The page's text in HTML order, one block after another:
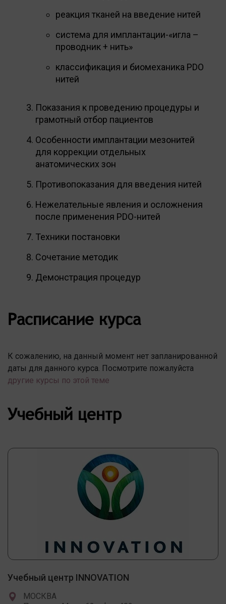
реакция тканей на введение нитей
система для имплантации-«игла –
проводник + нить»
классификация и биомеханика РDO
нитей
Показания к проведению процедуры и
грамотный отбор пациентов
Особенности имплантации мезонитей
для коррекции отдельных
анатомических зон
Противопоказания для введения нитей
Нежелательные явления и осложнения
после применения PDO-нитей
Техники постановки
Сочетание методик
Демонстрация процедур
Расписание курса
К сожалению, на данный момент нет запланированной
даты для данного курса. Посмотрите пожалуйста
другие курсы по этой теме
Учебный центр
Учебный центр INNOVATION
МОСКВА